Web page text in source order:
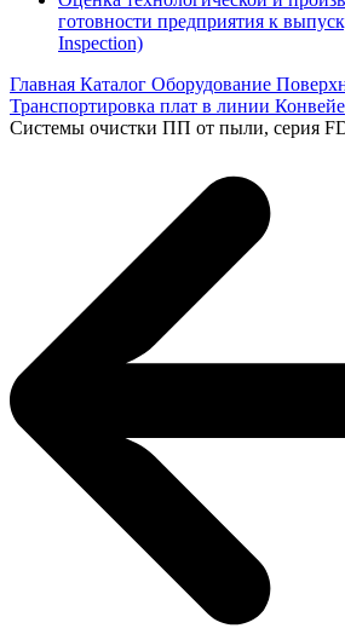
готовности предприятия к
Inspection)
Главная Каталог Оборудование
Транспортировка плат в линии
Системы очистки ПП от пыли, серия